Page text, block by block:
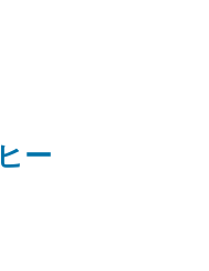
ー